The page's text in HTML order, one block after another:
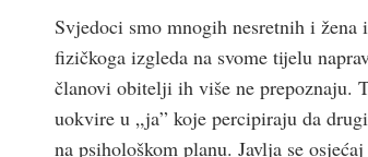
Svjedoci smo mnogih nesretnih i
fizičkoga izgleda na svome tijelu
članovi obitelji ih više ne prepoznaju.
uokvire u „ja” koje percipiraju da
na psihološkom planu. Javlja se